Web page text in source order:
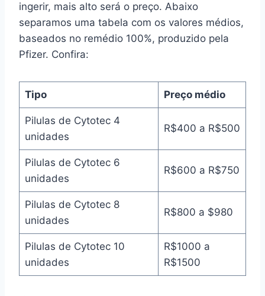
ingerir, mais alto será o preço. Abaixo
separamos uma tabela com os valores médios,
baseados no remédio 100%, produzido pela
Pfizer. Confira:
Tipo Preço médio
Pilulas de Cytotec 4
unidades
R$400 a R$500
Pilulas de Cytotec 6
unidades
R$600 a R$750
Pilulas de Cytotec 8
unidades
R$800 a $980
Pilulas de Cytotec 10
unidades
R$1000 a
R$1500